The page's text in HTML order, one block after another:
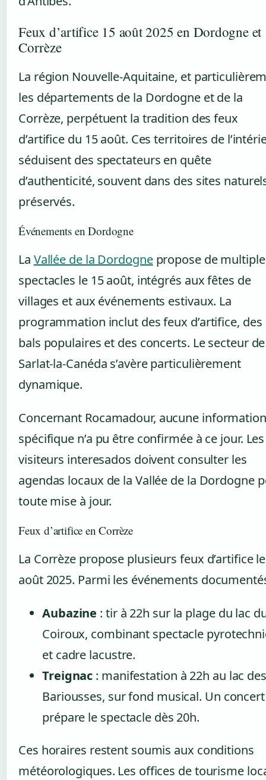
Feux d’artifice 15 août 2025 en Dordogne et
Corrèze
La région Nouvelle-Aquitaine, et
les départements de la Dordogne et de la
Corrèze, perpétuent la tradition des feux
d’artifice du 15 août. Ces territoires de
séduisent des spectateurs en quête
d’authenticité, souvent dans des sites
préservés.
Événements en Dordogne
La Vallée de la Dordognepropose de
spectacles le 15 août, intégrés aux fêtes de
villages et aux événements estivaux. La
programmation inclut des feux d’artifice, des
bals populaires et des concerts. Le secteur de
Sarlat-la-Canéda s’avère particulièrement
dynamique.
Concernant Rocamadour, aucune information
spécifique n’a pu être confirmée à ce jour. Les
visiteurs interesados doivent consulter les
agendas locaux de la Vallée de la Dordogne
toute mise à jour.
Feux d’artifice en Corrèze
La Corrèze propose plusieurs feux d’artifice
août 2025. Parmi les événements
Aubazine : tir à 22h sur la plage du lac
Coiroux, combinant spectacle
et cadre lacustre.
Treignac : manifestation à 22h au lac des
Bariousses, sur fond musical. Un concert
prépare le spectacle dès 20h.
Ces horaires restent soumis aux conditions
météorologiques. Les offices de tourisme